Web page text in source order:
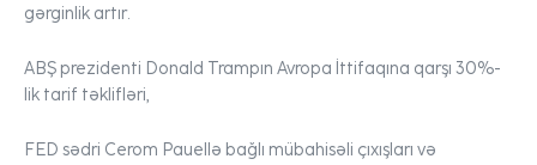
gərginlik artır.
ABŞ prezidenti Donald Trampın Avropa İttifaqına qarşı 30%-
lik tarif təklifləri,
FED sədri Cerom Pauellə bağlı mübahisəli çıxışları və